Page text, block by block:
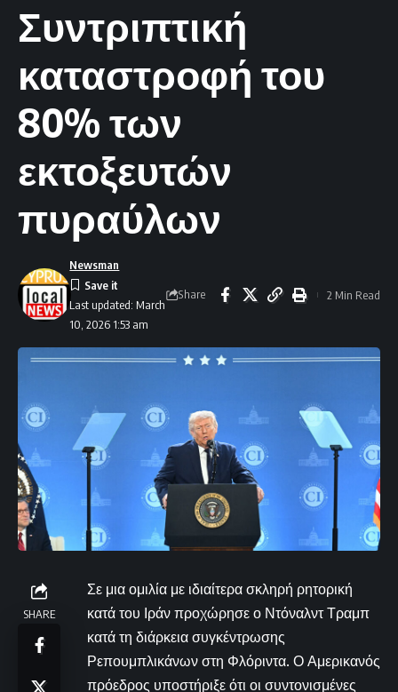
Συντριπτική
καταστροφή του
80% των
εκτοξευτών
πυραύλων
Last updated: March
10, 2026 1:53 am
Newsman
Share 2 Min Read
SHARE
Σε μια ομιλία με ιδιαίτερα σκληρή ρητορική
κατά του Ιράν προχώρησε ο Ντόναλντ Τραμπ
κατά τη διάρκεια συγκέντρωσης
Ρεπουμπλικάνων στη Φλόριντα. Ο Αμερικανός
πρόεδρος υποστήριξε ότι οι συντονισμένες